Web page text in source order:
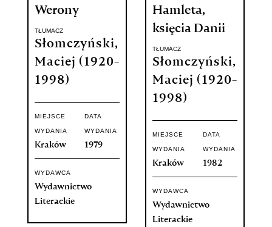
Werony
TŁUMACZ
Słomczyński,
Maciej (1920-
1998)
MIEJSCE
WYDANIA
Kraków
DATA
WYDANIA
1979
WYDAWCA
Wydawnictwo
Literackie
Hamleta,
księcia Danii
TŁUMACZ
Słomczyński,
Maciej (1920-
1998)
MIEJSCE
WYDANIA
Kraków
DATA
WYDANIA
1982
WYDAWCA
Wydawnictwo
Literackie